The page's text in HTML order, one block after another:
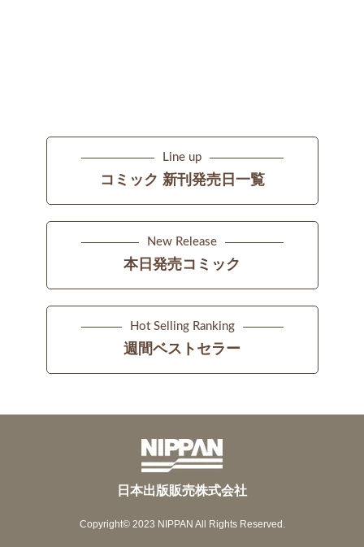
Line up
コミック 新刊発売日一覧
New Release
本日発売コミック
Hot Selling Ranking
週間ベストセラー
日本出版販売株式会社
Copyright© 2023 NIPPAN All Rights Reserved.